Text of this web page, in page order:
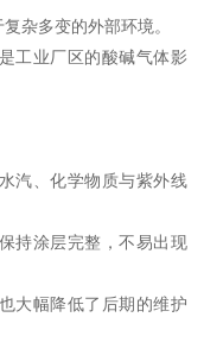
杂多变的外部环境。
工业厂区的酸碱气体影
汽、化学物质与紫外线
持涂层完整，不易出现
大幅降低了后期的维护